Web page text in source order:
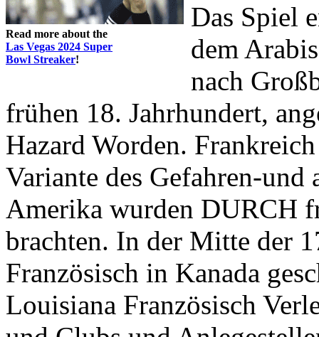
Read more about the
Las Vegas 2024 Super
Bowl Streaker!
Das Spiel
dem
nach
frühen 18. Jahrhundert,
Hazard Worden.
Variante des Gefahren-
Amerika wurden DURCH
brachten. In der Mitte der
Französisch in Kanada
Louisiana Französisch